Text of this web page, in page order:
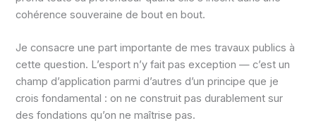
cohérence souveraine de bout en bout.
Je consacre une part importante de mes travaux publics à
cette question. L’esport n’y fait pas exception — c’est un
champ d’application parmi d’autres d’un principe que je
crois fondamental : on ne construit pas durablement sur
des fondations qu’on ne maîtrise pas.